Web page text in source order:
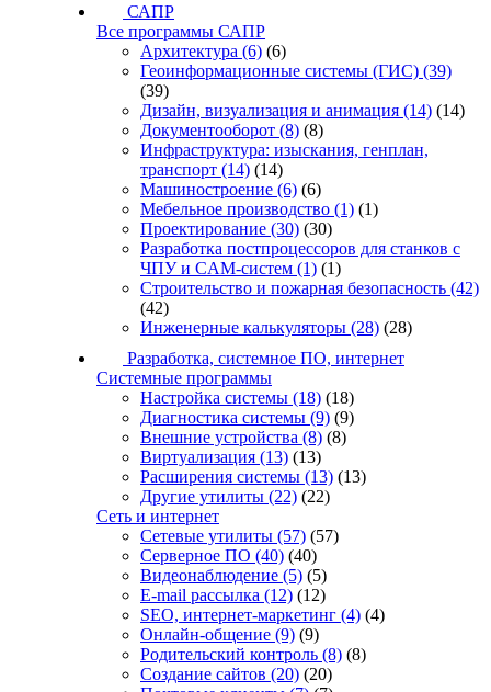
САПР
Все программы САПР
Архитектура (6) (6)
Геоинформационные системы (ГИС) (39)
(39)
Дизайн, визуализация и анимация (14) (14)
Документооборот (8) (8)
Инфраструктура: изыскания, генплан,
транспорт (14) (14)
Машиностроение (6) (6)
Мебельное производство (1) (1)
Проектирование (30) (30)
Разработка постпроцессоров для станков с
ЧПУ и CAM-систем (1) (1)
Строительство и пожарная безопасность (42)
(42)
Инженерные калькуляторы (28) (28)
Разработка, системное ПО, интернет
Системные программы
Настройка системы (18) (18)
Диагностика системы (9) (9)
Внешние устройства (8) (8)
Виртуализация (13) (13)
Расширения системы (13) (13)
Другие утилиты (22) (22)
Сеть и интернет
Сетевые утилиты (57) (57)
Серверное ПО (40) (40)
Видеонаблюдение (5) (5)
E-mail рассылка (12) (12)
SEO, интернет-маркетинг (4) (4)
Онлайн-общение (9) (9)
Родительский контроль (8) (8)
Создание сайтов (20) (20)